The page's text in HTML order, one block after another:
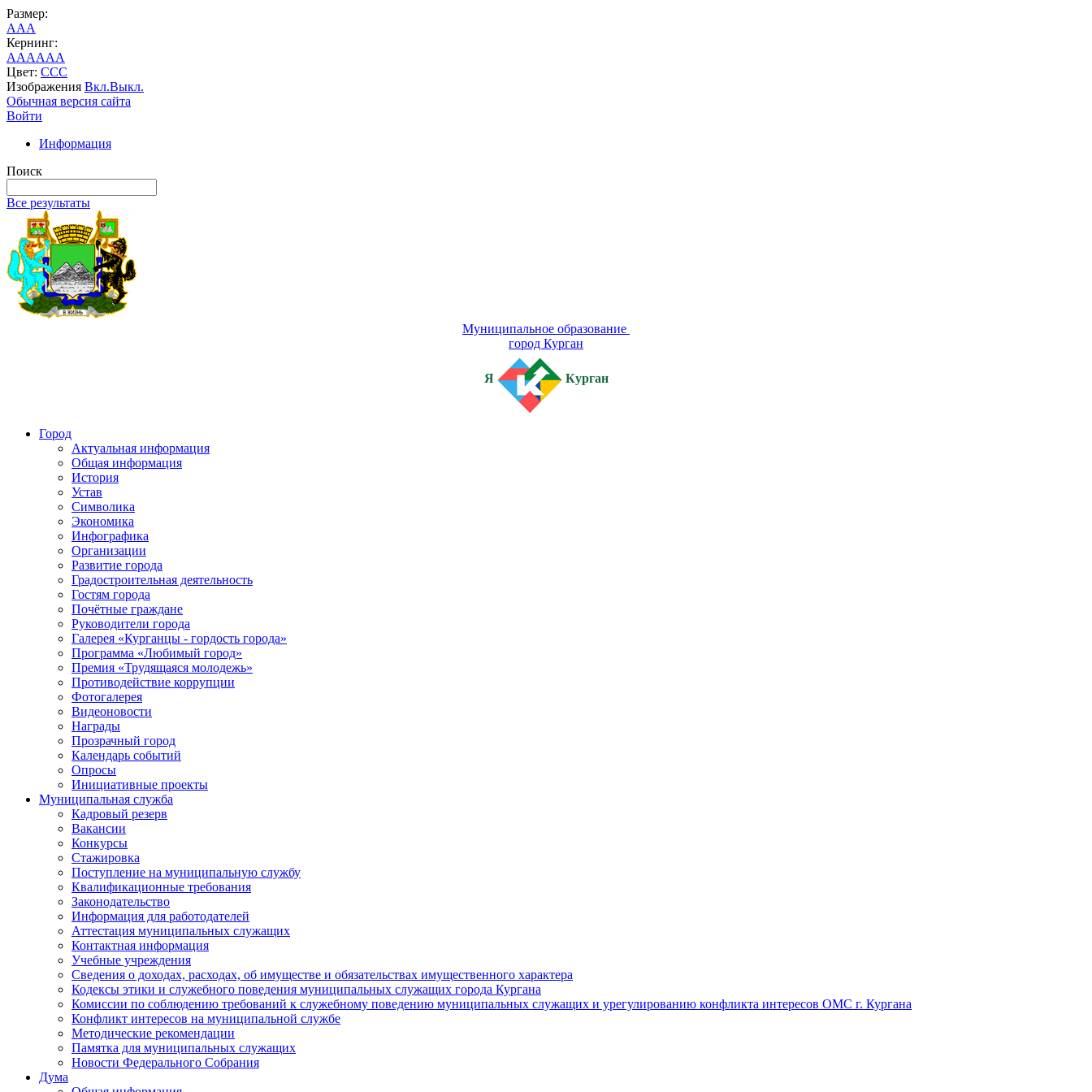
Размер:
AAA
Кернинг:
AAAAAA
Цвет: CCC
Изображения Вкл.Выкл.
Обычная версия сайта
Войти
Информация
Поиск
Все результаты
Муниципальное образование
город Курган
Я Курган
Город
Актуальная информация
Общая информация
История
Устав
Символика
Экономика
Инфографика
Организации
Развитие города
Градостроительная деятельность
Гостям города
Почётные граждане
Руководители города
Галерея «Курганцы - гордость города»
Программа «Любимый город»
Премия «Трудящаяся молодежь»
Противодействие коррупции
Фотогалерея
Видеоновости
Награды
Прозрачный город
Календарь событий
Опросы
Инициативные проекты
Муниципальная служба
Кадровый резерв
Вакансии
Конкурсы
Стажировка
Поступление на муниципальную службу
Квалификационные требования
Законодательство
Информация для работодателей
Аттестация муниципальных служащих
Контактная информация
Учебные учреждения
Сведения о доходах, расходах, об имуществе и обязательствах имущественного характера
Кодексы этики и служебного поведения муниципальных служащих города Кургана
Комиссии по соблюдению требований к служебному поведению муниципальных служащих и урегулированию конфликта интересов ОМС г. Кургана
Конфликт интересов на муниципальной службе
Методические рекомендации
Памятка для муниципальных служащих
Новости Федерального Cобрания
Дума